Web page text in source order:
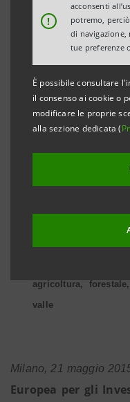
!
acconsenti
potremo,
di
tue preferenze
È possibile consultare
il consenso ai cookie o
modificare le proprie
alla sezione dedicata (
INTESA
PER IL SISTEMA
agricoltura,
valle
Milano, 21 maggio
Europea per gli